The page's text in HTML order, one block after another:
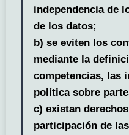
independencia de
de los datos;
b) se eviten los
mediante la
competencias, las
política sobre
c) existan
participación de